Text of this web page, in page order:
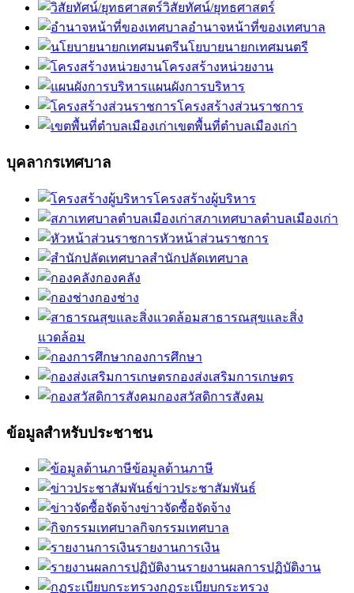
วิสัยทัศน์/ยุทธศาสตร์
อำนาจหน้าที่ของเทศบาล
นโยบายนายกเทศมนตรี
โครงสร้างหน่วยงาน
แผนผังการบริหาร
โครงสร้างส่วนราชการ
เขตพื้นที่ตำบลเมืองเก่า
บุคลากรเทศบาล
โครงสร้างผู้บริหาร
สภาเทศบาลตำบลเมืองเก่า
หัวหน้าส่วนราชการ
สำนักปลัดเทศบาล
กองคลัง
กองช่าง
สาธารณสุขและสิ่ง
แวดล้อม
กองการศึกษา
กองส่งเสริมการเกษตร
กองสวัสดิการสังคม
ข้อมูลสำหรับประชาชน
ข้อมูลด้านภาษี
ข่าวประชาสัมพันธ์
ข่าวจัดซื้อจัดจ้าง
กิจกรรมเทศบาล
รายงานการเงิน
รายงานผลการปฏิบัติงาน
กฏระเบียบกระทรวง